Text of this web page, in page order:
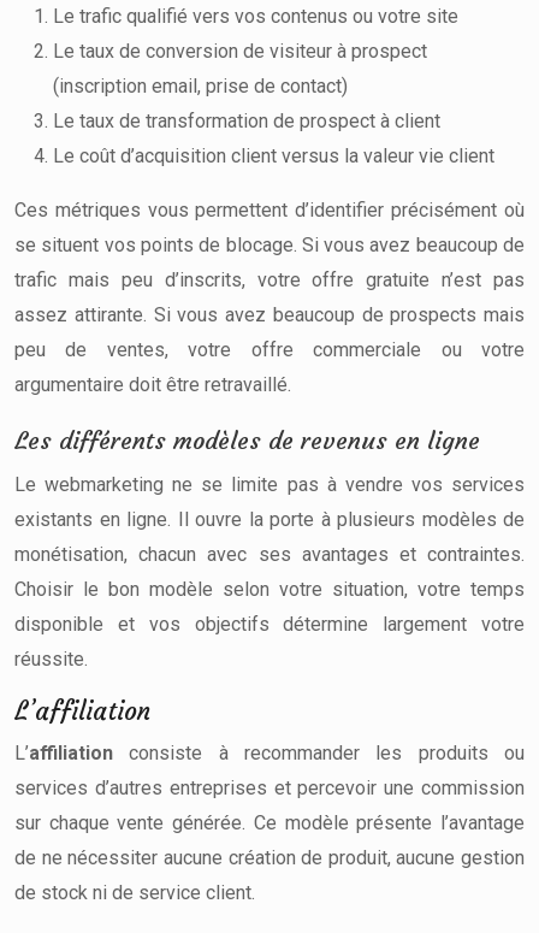
Le trafic qualifié vers vos contenus ou votre site
Le taux de conversion de visiteur à prospect
(inscription email, prise de contact)
Le taux de transformation de prospect à client
Le coût d’acquisition client versus la valeur vie client
Ces métriques vous permettent d’identifier précisément où
se situent vos points de blocage. Si vous avez beaucoup de
trafic mais peu d’inscrits, votre offre gratuite n’est pas
assez attirante. Si vous avez beaucoup de prospects mais
peu de ventes, votre offre commerciale ou votre
argumentaire doit être retravaillé.
Les différents modèles de revenus en ligne
Le webmarketing ne se limite pas à vendre vos services
existants en ligne. Il ouvre la porte à plusieurs modèles de
monétisation, chacun avec ses avantages et contraintes.
Choisir le bon modèle selon votre situation, votre temps
disponible et vos objectifs détermine largement votre
réussite.
L’affiliation
L’affiliation consiste à recommander les produits ou
services d’autres entreprises et percevoir une commission
sur chaque vente générée. Ce modèle présente l’avantage
de ne nécessiter aucune création de produit, aucune gestion
de stock ni de service client.